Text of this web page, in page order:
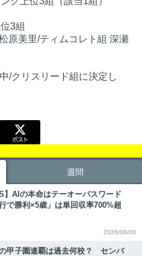
3組
原美里/ティムコレト組 深瀬
/クリスリード組に決定し
週間
S】AIの本命はテーオーパスワード
行で勝利×5歳」は単回収率700%超
2026/08/08
甲子園連覇は過去何校？ センバ